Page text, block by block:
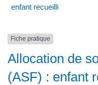
enfant recueilli
Fiche pratique
Allocation de
(ASF) : enfant